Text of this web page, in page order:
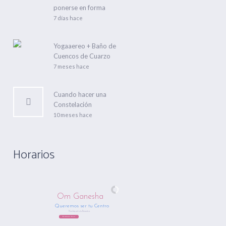
ponerse en forma
7 días hace
Yogaaereo + Baño de
Cuencos de Cuarzo
7 meses hace
Cuando hacer una
Constelación
10 meses hace
Horarios
Regístrate Ahora
Om Ganesha
Queremos ser tu Centro
Nos Importa tu Bienestar